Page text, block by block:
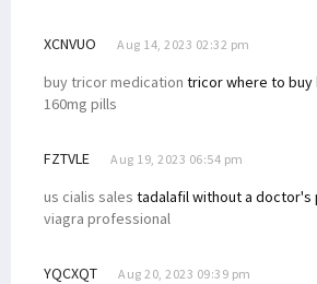
XCNVUO Aug 14, 2023 02:32 pm
buy tricor medication tricor where to buy
160mg pills
FZTVLE Aug 19, 2023 06:54 pm
us cialis sales tadalafil without a doctor's
viagra professional
YQCXQT Aug 20, 2023 09:39 pm